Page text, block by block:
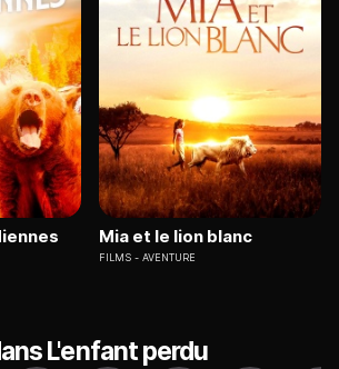
Mia et le lion blanc
FILMS AVENTURE
L'enfant perdu